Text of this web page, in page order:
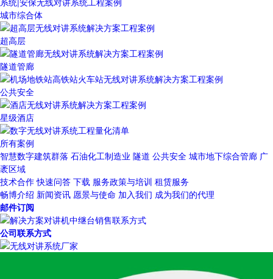
城市综合体
超高层
隧道管廊
公共安全
星级酒店
所有案例
智慧数字建筑群落 石油化工制造业 隧道 公共安全 城市地下综合管廊 广
袤区域
技术合作 快速问答 下载 服务政策与培训 租赁服务
畅博介绍 新闻资讯 愿景与使命 加入我们 成为我们的代理
邮件订阅
公司联系方式